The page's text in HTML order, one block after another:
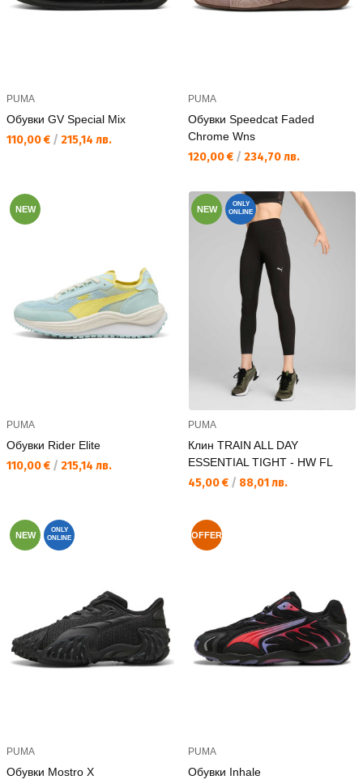
PUMA
Обувки GV Special Mix
Текуща цена:
110,00 € / 215,14 лв.
PUMA
Обувки Speedcat Faded
Chrome Wns
Текуща цена:
120,00 € / 234,70 лв.
NEW
PUMA
Обувки Rider Elite
Текуща цена:
110,00 € / 215,14 лв.
NEW
ONLY
ONLINE
PUMA
Клин TRAIN ALL DAY
ESSENTIAL TIGHT - HW FL
Текуща цена:
45,00 € / 88,01 лв.
NEW
ONLY
ONLINE
PUMA
Обувки Mostro X
OFFER
PUMA
Обувки Inhale